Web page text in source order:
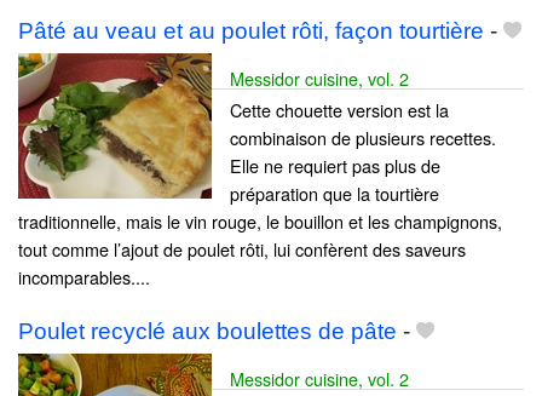
Pâté au veau et au poulet rôti, façon tourtière -
Messidor cuisine, vol. 2
Cette chouette version est la
combinaison de plusieurs recettes.
Elle ne requiert pas plus de
préparation que la tourtière
traditionnelle, mais le vin rouge, le bouillon et les champignons,
tout comme l’ajout de poulet rôti, lui confèrent des saveurs
incomparables....
Poulet recyclé aux boulettes de pâte -
Messidor cuisine, vol. 2